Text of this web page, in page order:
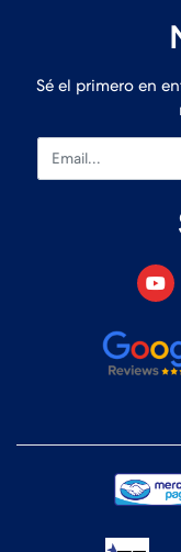
Sé el primero en
Email